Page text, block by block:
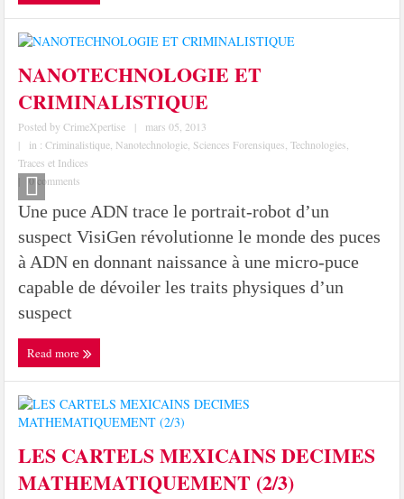
NANOTECHNOLOGIE ET
CRIMINALISTIQUE
Posted byCrimeXpertise |
mars 05, 2013
|
in :Criminalistique, Nanotechnologie, Sciences Forensiques,Technologies,
Traces et Indices
0 comments
Une puce ADN trace le portrait-robot d’un
suspect VisiGen révolutionne le monde des puces
à ADN en donnant naissance à une micro-puce
capable de dévoiler les traits physiques d’un
suspect
Read more
LES CARTELS MEXICAINS DECIMES
MATHEMATIQUEMENT (2/3)